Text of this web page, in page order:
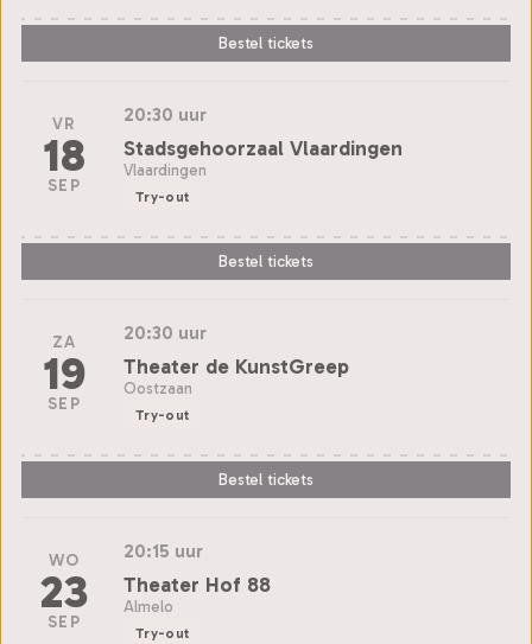
Bestel tickets
VR
18
SEP
20:30 uur
Stadsgehoorzaal Vlaardingen
Vlaardingen
Try-out
Bestel tickets
ZA
19
SEP
20:30 uur
Theater de KunstGreep
Oostzaan
Try-out
Bestel tickets
WO
23
SEP
20:15 uur
Theater Hof 88
Almelo
Try-out